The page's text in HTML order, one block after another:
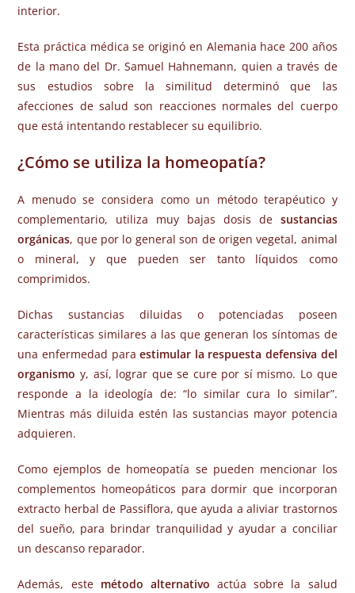
interior.
Esta práctica médica se originó en Alemania hace 200 años
de la mano del Dr. Samuel Hahnemann, quien a través de
sus estudios sobre la similitud determinó que las
afecciones de salud son reacciones normales del cuerpo
que está intentando restablecer su equilibrio.
¿Cómo se utiliza la homeopatía?
A menudo se considera como un método terapéutico y
complementario, utiliza muy bajas dosis de sustancias
orgánicas, que por lo general son de origen vegetal, animal
o mineral, y que pueden ser tanto líquidos como
comprimidos.
Dichas sustancias diluidas o potenciadas poseen
características similares a las que generan los síntomas de
una enfermedad paraestimular la respuesta defensiva del
organismo y, así, lograr que se cure por sí mismo. Lo que
responde a la ideología de: “lo similar cura lo similar”.
Mientras más diluida estén las sustancias mayor potencia
adquieren.
Como ejemplos de homeopatía se pueden mencionar los
complementos homeopáticos para dormir que incorporan
extracto herbal de Passiflora, que ayuda a aliviar trastornos
del sueño, para brindar tranquilidad y ayudar a conciliar
un descanso reparador.
Además, este método alternativo actúa sobre la salud